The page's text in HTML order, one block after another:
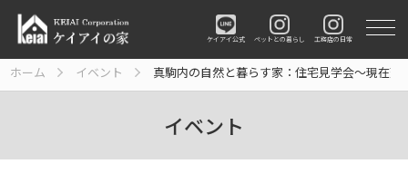
ケイアイ公式 ペットとの暮らし 工務店の日常
ホーム イベント 真駒内の自然と暮らす家：住宅見学会～現在建
イベント